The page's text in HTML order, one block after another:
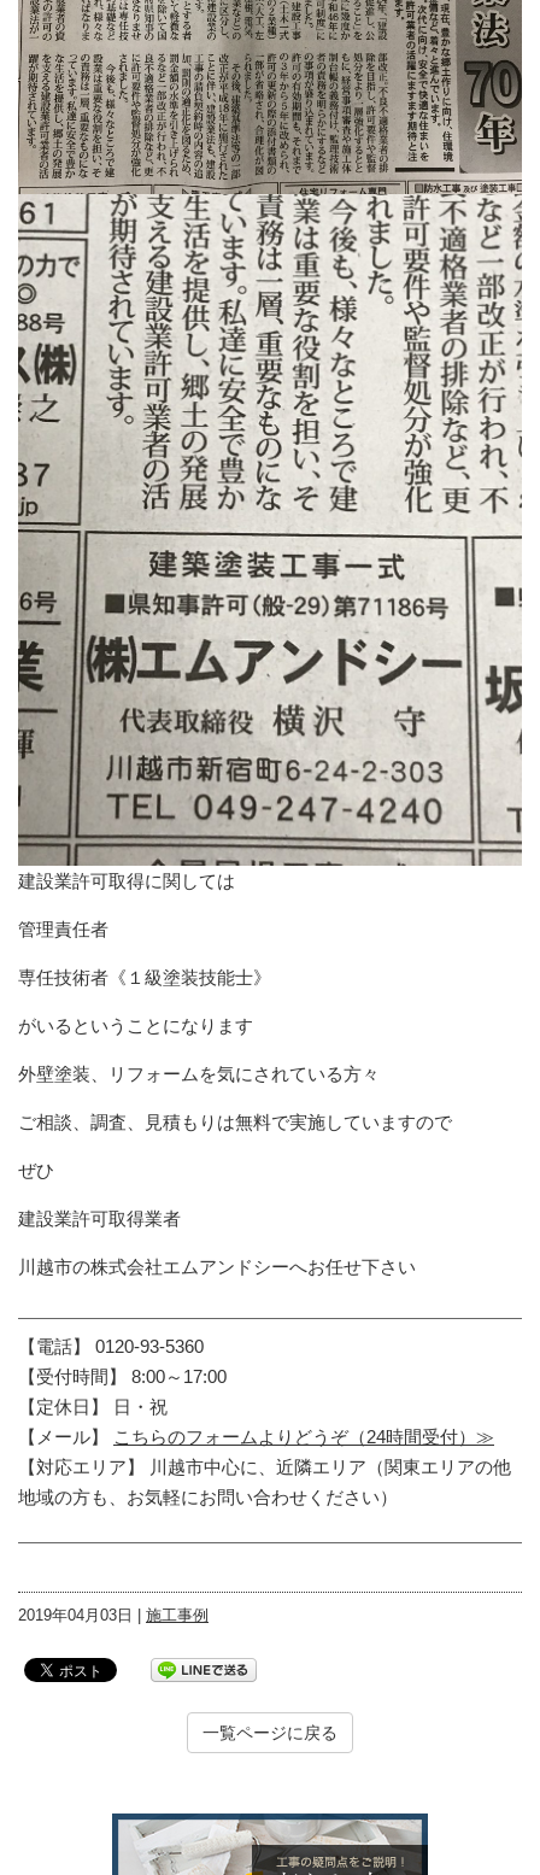
建設業許可取得に関しては
管理責任者
専任技術者《１級塗装技能士》
がいるということになります
外壁塗装、リフォームを気にされている方々
ご相談、調査、見積もりは無料で実施していますので
ぜひ
建設業許可取得業者
川越市の株式会社エムアンドシーへお任せ下さい
【電話】 0120-93-5360
【受付時間】 8:00～17:00
【定休日】 日・祝
【メール】
こちらのフォームよりどうぞ（24時間受付）≫
【対応エリア】 川越市中心に、近隣エリア（関東エリアの他
地域の方も、お気軽にお問い合わせください）
2019年04月03日 | 施工事例
一覧ページに戻る